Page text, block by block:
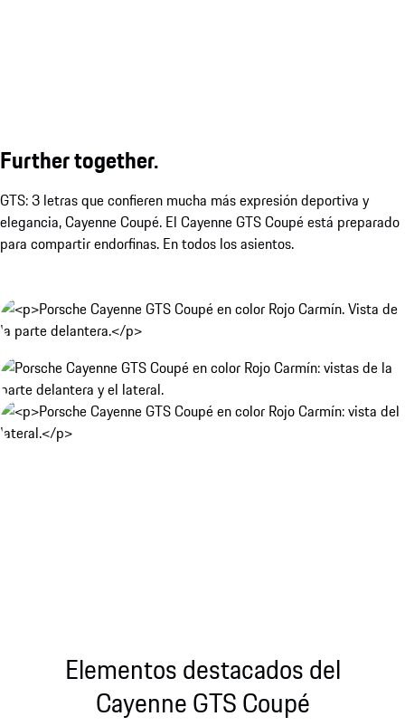
Further together.
GTS: 3 letras que confieren mucha más expresión deportiva y
elegancia, Cayenne Coupé. El Cayenne GTS Coupé está preparado
para compartir endorfinas. En todos los asientos.
Elementos destacados del
Cayenne GTS Coupé